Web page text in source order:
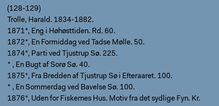
(128-129)
Trolle, Harald. 1834-1882.
1871*, Eng i Høhøsttiden. Rd. 60.
1872*, En Formiddag ved Tadse Mølle. 50.
1874*, Parti ved Tjustrup Sø. 225.
* , En Bugt af Sorø Sø. 40.
1875*, Fra Bredden af Tjustrup Sø i Efteraaret. 100.
* , En Sommerdag ved Bavelse Sø. 100.
1876*, Uden for Fiskernes Hus. Motiv fra det sydlige Fyn. Kr.